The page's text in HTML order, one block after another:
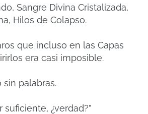
Sangre Divina Cristalizada,
Hilos de Colapso.
que incluso en las Capas
era casi imposible.
sin palabras.
suficiente, ¿verdad?”